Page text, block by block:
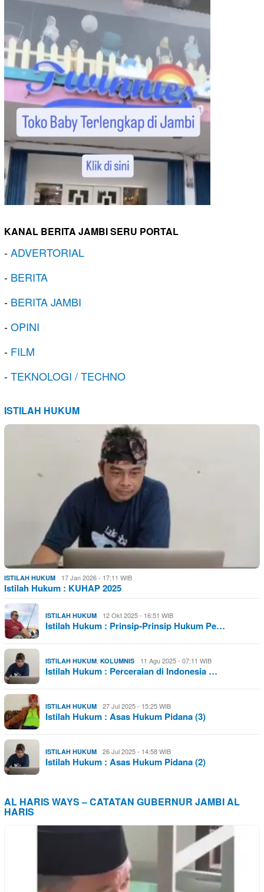
KANAL BERITA JAMBI SERU PORTAL
-ADVERTORIAL
- BERITA
- BERITA JAMBI
-OPINI
- FILM
-TEKNOLOGI / TECHNO
ISTILAH HUKUM
ISTILAH HUKUM 17 Jan 2026 - 17:11 WIB
Istilah Hukum : KUHAP 2025
ISTILAH HUKUM 12 Okt 2025 - 16:51 WIB
Istilah Hukum : Prinsip-Prinsip Hukum Pe…
ISTILAH HUKUM, KOLUMNIS 11 Agu 2025 - 07:11 WIB
Istilah Hukum : Perceraian di Indonesia …
ISTILAH HUKUM 27 Jul 2025 - 15:25 WIB
Istilah Hukum : Asas Hukum Pidana (3)
ISTILAH HUKUM 26 Jul 2025 - 14:58 WIB
Istilah Hukum : Asas Hukum Pidana (2)
AL HARIS WAYS – CATATAN GUBERNUR JAMBI AL
HARIS